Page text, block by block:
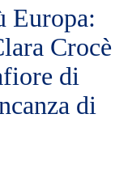
Europa:
Crocè
di
di